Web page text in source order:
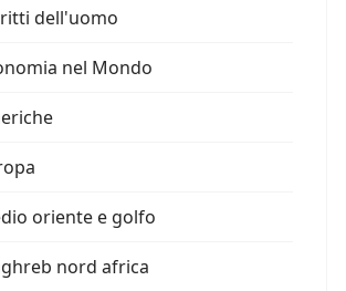
dell'uomo
nel Mondo
oriente e golfo
nord africa